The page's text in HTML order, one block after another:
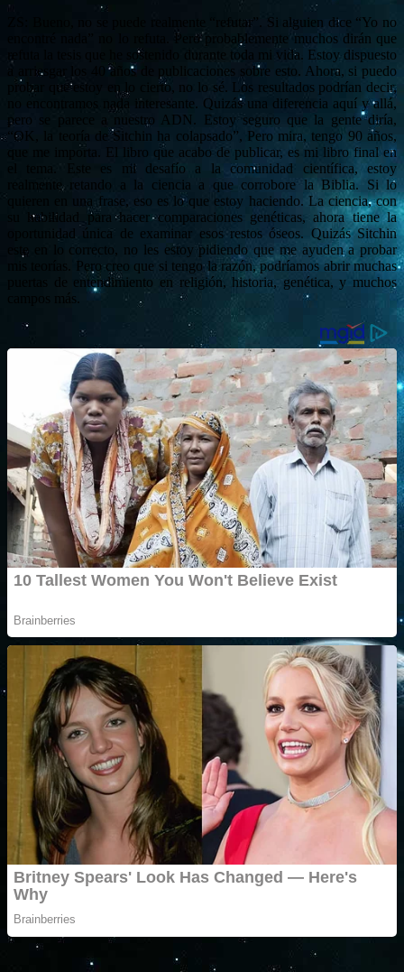
ZS: Bueno, no se puede realmente “refutar”. Si alguien dice “Yo no
encontré nada” no lo refuta. Pero probablemente muchos dirán que
refuta la tesis que he sostenido durante toda mi vida. Estoy dispuesto
a arriesgar los 40 años de publicaciones sobre esto. Ahora, si puedo
probar que estoy en lo cierto, no lo sé. Los resultados podrían decir,
no encontramos nada interesante. Quizás una diferencia aquí y allá,
pero se parece a nuestro ADN. Estoy seguro que la gente diría,
“OK, la teoría de Sitchin ha colapsado”, Pero mira, tengo 90 años,
que me importa. El libro que acabo de publicar, es mi libro final en
el tema. Este es mi desafío a la comunidad científica, estoy
realmente retando a la ciencia a que corrobore la Biblia. Si lo
quieren en una frase, eso es lo que estoy haciendo. La ciencia, con
su habilidad para hacer comparaciones genéticas, ahora tiene la
oportunidad única de examinar esos restos óseos. Quizás Sitchin
este en lo correcto, no les estoy pidiendo que me ayuden a probar
mis teorías. Pero creo que si tengo la razón, podríamos abrir muchas
puertas de entendimiento en religión, historia, genética, y muchos
campos más.